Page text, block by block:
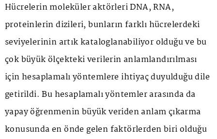
Hücrelerin moleküler aktörleri DNA, RNA,
proteinlerin dizileri, bunların farklı hücrelerdeki
seviyelerinin artık kataloglanabiliyor olduğu ve bu
çok büyük ölçekteki verilerin anlamlandırılması
için hesaplamalı yöntemlere ihtiyaç duyulduğu dile
getirildi. Bu hesaplamalı yöntemler arasında da
yapay öğrenmenin büyük veriden anlam çıkarma
konusunda en önde gelen faktörlerden biri olduğu